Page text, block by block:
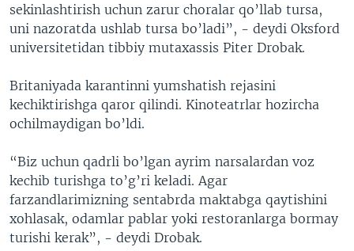
sekinlashtirish uchun zarur choralar qo’llab tursa,
uni nazoratda ushlab tursa bo’ladi”, - deydi Oksford
universitetidan tibbiy mutaxassis Piter Drobak.
Britaniyada karantinni yumshatish rejasini
kechiktirishga qaror qilindi. Kinoteatrlar hozircha
ochilmaydigan bo’ldi.
“Biz uchun qadrli bo’lgan ayrim narsalardan voz
kechib turishga to’g’ri keladi. Agar
farzandlarimizning sentabrda maktabga qaytishini
xohlasak, odamlar pablar yoki restoranlarga bormay
turishi kerak”, - deydi Drobak.